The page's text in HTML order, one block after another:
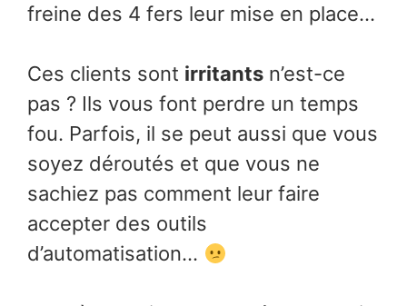
freine des 4 fers leur mise en place…
Ces clients sont irritants n’est-ce
pas ? Ils vous font perdre un temps
fou. Parfois, il se peut aussi que vous
soyez déroutés et que vous ne
sachiez pas comment leur faire
accepter des outils
d’automatisation…